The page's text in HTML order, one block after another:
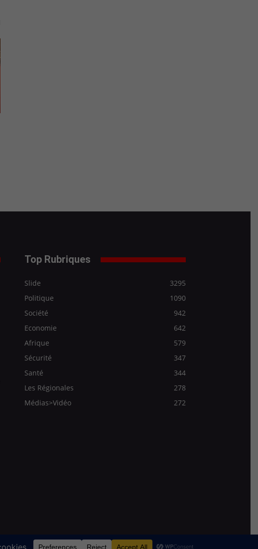
Top Rubriques
Slide
3295
Politique
1090
Société
942
Economie
642
Afrique
579
Sécurité
347
Santé
344
Les Régionales
278
Médias>Vidéo
272